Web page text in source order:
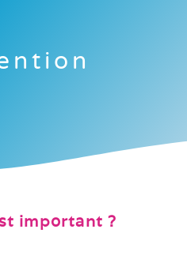
important ?